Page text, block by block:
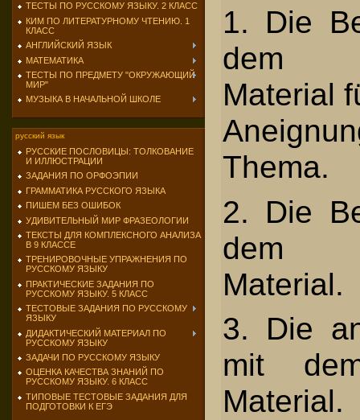
ТЕСТЫ ПО РУССКОМУ ЯЗЫКУ. 2 КЛАСС
КИМ ПО ЛИТЕРАТУРНОМУ ЧТЕНИЮ. 1
КЛАСС
АНГЛИЙСКИЙ ЯЗЫК
МАТЕМАТИКА
ТЕСТЫ ПО ПРЕДМЕТУ "ОКРУЖАЮЩИЙ
МИР"
МУЗЫКА В НАЧАЛЬНОЙ ШКОЛЕ
русский язык
РУССКИЕ ПОСЛОВИЦЫ: ТОЛКОВАНИЕ
И ИЛЛЮСТРАЦИИ
ЗАДАНИЯ ПО ОРФОЭПИИ
ГРАММАТИКА РУССКОГО ЯЗЫКА
ПИШЕМ БЕЗ ОШИБОК
УДИВИТЕЛЬНЫЙ МИР ФРАЗЕОЛОГИИ
ТЕКСТЫ ДЛЯ КОМПЛЕКСНОГО АНАЛИЗА
В 9 КЛАССЕ
ТРЕНИРОВОЧНЫЕ УПРАЖНЕНИЯ ПО
РУССКОМУ ЯЗЫКУ
ПРАКТИЧЕСКИЕ ЗАДАНИЯ ПО
РУССКОМУ ЯЗЫКУ. 5 КЛАСС
ТЕСТОВЫЕ ЗАДАНИЯ ПО РУССКОМУ
ЯЗЫКУ
ДИДАКТИЧЕСКИЙ МАТЕРИАЛ ПО
РУССКОМУ ЯЗЫКУ
ЗАДАЧИ ПО РУССКОМУ ЯЗЫКУ
ОЦЕНКА КАЧЕСТВА ЗНАНИЙ ПО
РУССКОМУ ЯЗЫКУ. 6 КЛАСС
ТИПОВЫЕ ТЕСТОВЫЕ ЗАДАНИЯ ДЛЯ
ПОДГОТОВКИ К ЕГЭ
1. Die
dem
Material
Thema.
2. Die
dem
Material.
3. Die
mit
Material.